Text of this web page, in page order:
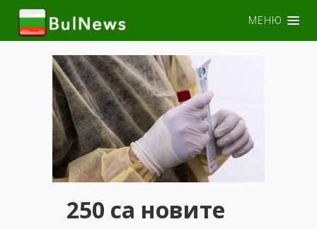
МЕНЮ
250 са новите